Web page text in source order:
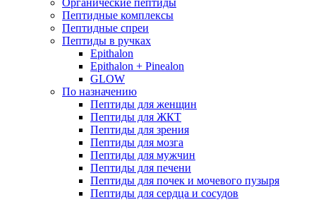
Органические пептиды
Пептидные комплексы
Пептидные спреи
Пептиды в ручках
Epithalon
Epithalon + Pinealon
GLOW
По назначению
Пептиды для женщин
Пептиды для ЖКТ
Пептиды для зрения
Пептиды для мозга
Пептиды для мужчин
Пептиды для печени
Пептиды для почек и мочевого пузыря
Пептиды для сердца и сосудов